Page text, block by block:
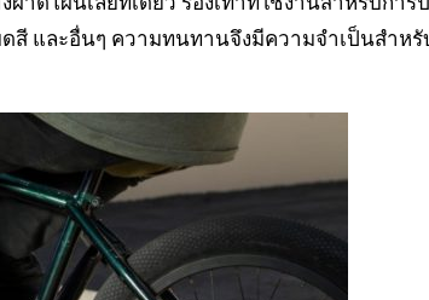
สี และอื่นๆ ความทนทานจึงมีความจำเป็นสำหรั